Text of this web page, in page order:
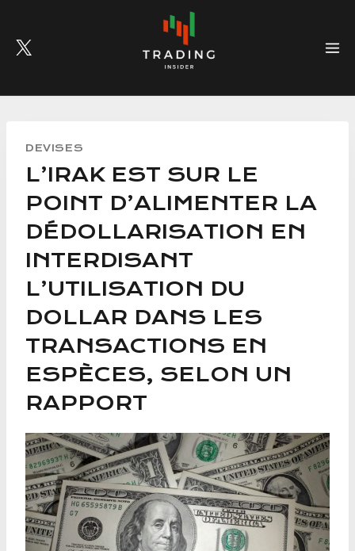
content
DEVISES
L’IRAK EST SUR LE
POINT D’ALIMENTER LA
DÉDOLLARISATION EN
INTERDISANT
L’UTILISATION DU
DOLLAR DANS LES
TRANSACTIONS EN
ESPÈCES, SELON UN
RAPPORT